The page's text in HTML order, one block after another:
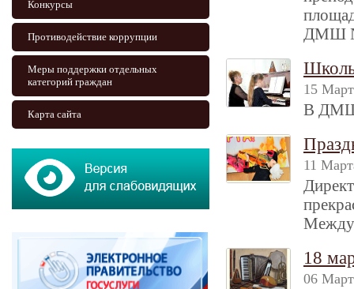
Конкурсы
Противодействие коррупции
Меры поддержки отдельных
категорий граждан
Карта сайта
ДМШ
15
В ДМШ
11
18
06